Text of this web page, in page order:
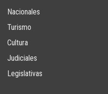
Nacionales
Turismo
Cultura
Judiciales
Legislativas